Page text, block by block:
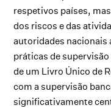
respetivos países,
dos riscos e das
autoridades nacionais
práticas de
de um Livro Único de
com a supervisão
significativamente